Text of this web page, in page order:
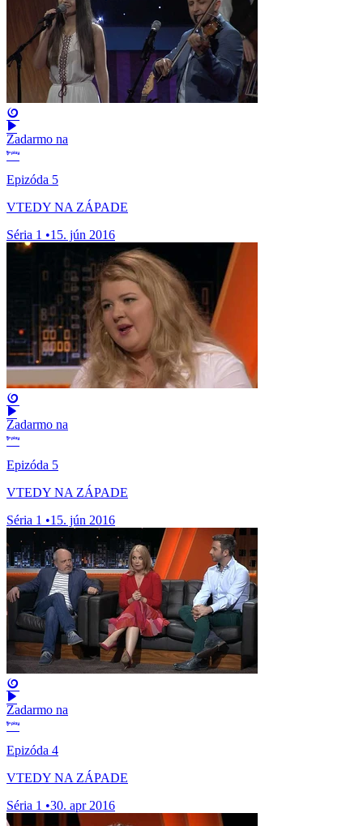
Zadarmo na
Epizóda 5
VTEDY NA ZÁPADE
Séria 1 •15. jún 2016
Zadarmo na
Epizóda 5
VTEDY NA ZÁPADE
Séria 1 •15. jún 2016
Zadarmo na
Epizóda 4
VTEDY NA ZÁPADE
Séria 1 •30. apr 2016